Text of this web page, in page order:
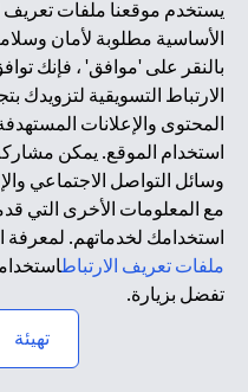
يمكن أن تضيف
الصحيحة من قبل الحكومات
والكوادر المتخصصة في
التكنولوجيا المالية
عصر التكنولوجيا المالية
تداعيات إلى تسريع الحاجة
بزغ مصطلح التكنولوجيا
أصحاب المصلحة داخل القطاع.
يستخدم موقعنا ملفات تعريف
الأساسية مطلوبة لأمان
بالنقر على 'موافق' ، فإنك
الارتباط التسويقية لتزويدك
المحتوى والإعلانات
استخدام الموقع. يمكن
وسائل التواصل الاجتماعي
مع المعلومات الأخرى التي
استخدامك لخدماتهم. لمعرفة
ملفات تعريف الارتباط
تفضل بزيارة.
تهيئة